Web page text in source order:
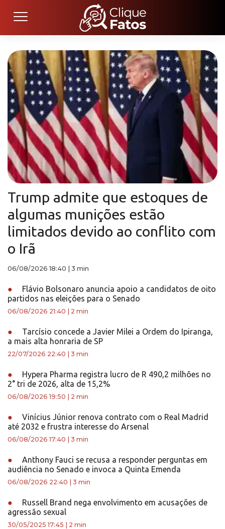
Trump admite que estoques de
algumas munições estão
limitados devido ao conflito com
o Irã
06/08/2026 18:40 3 min
●
Flávio Bolsonaro anuncia apoio a candidatos de oito
partidos nas eleições para o Senado
06/08/2026 21:40 2 min
●
Tarcísio concede a Javier Milei a Ordem do Ipiranga,
a mais alta honraria de SP
22/07/2026 22:40 3 min
●
Hypera Pharma registra lucro de R 490,2 milhões no
2° tri de 2026, alta de 15,2%
06/08/2026 19:50 2 min
●
Vinícius Júnior renova contrato com o Real Madrid
até 2032 e frustra interesse do Arsenal
06/08/2026 17:40 3 min
●
Anthony Fauci se recusa a responder perguntas em
audiência no Senado e invoca a Quinta Emenda
06/08/2026 22:40 3 min
●
Russell Brand nega envolvimento em acusações de
agressão sexual
30/05/2025 17:45 2 min